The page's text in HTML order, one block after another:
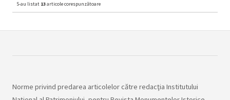
S-au listat 13articole corespunzătoare
Norme privind predarea articolelor către redacţia Institutului